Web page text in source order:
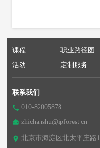
课程 职业路径图
活动
定制服务
联系我们
010-82005878
zhichanshu@ipforest.cn
北京市海淀区北太平庄路